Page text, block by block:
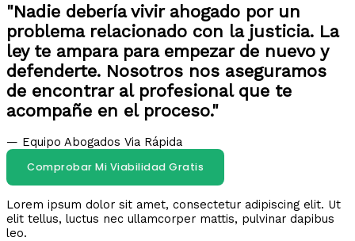
"Nadie debería vivir ahogado por un
problema relacionado con la justicia. La
ley te ampara para empezar de nuevo y
defenderte. Nosotros nos aseguramos
de encontrar al profesional que te
acompañe en el proceso."
— Equipo Abogados Via Rápida
Comprobar Mi Viabilidad Gratis
Lorem ipsum dolor sit amet, consectetur adipiscing elit. Ut
elit tellus, luctus nec ullamcorper mattis, pulvinar dapibus
leo.